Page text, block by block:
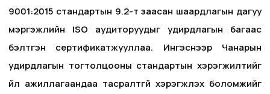
9001:2015 стандартын 9.2-т заасан шаардлагын дагуу
мэргэжлийн ISO аудиторуудыг удирдлагын багаас
бэлтгэн сертификатжууллаа. Ингэснээр Чанарын
удирдлагын тогтолцооны стандартын хэрэгжилтийг
үйл ажиллагаандаа тасралтгүй хэрэгжүүлэх боломжийг